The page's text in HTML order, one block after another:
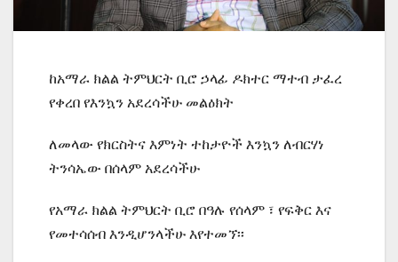
ከአማራ ክልል ትምህርት ቢሮ ኃላፊ ዶክተር ማተብ ታፈረ
የቀረበ የእንኳን አደረሳችሁ መልዕክት
ለመላው የክርስትና እምነት ተከታዮች እንኳን ለብርሃነ
ትንሳኤው በሰላም አደረሳችሁ
የአማራ ክልል ትምህርት ቢሮ በዓሉ የሰላም ፣ የፍቅር እና
የመተሳሰብ እንዲሆንላችሁ እየተመኘ፡፡